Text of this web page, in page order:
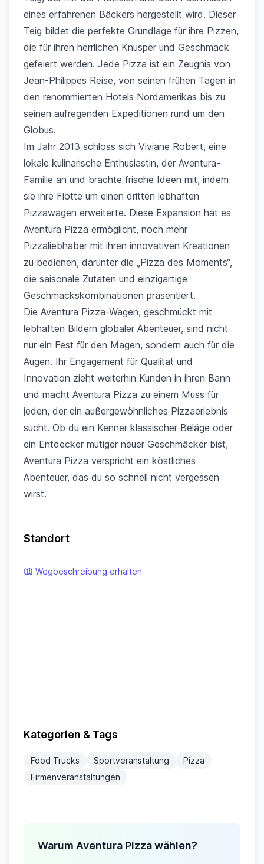
eines erfahrenen Bäckers hergestellt wird. Dieser
Teig bildet die perfekte Grundlage für ihre Pizzen,
die für ihren herrlichen Knusper und Geschmack
gefeiert werden. Jede Pizza ist ein Zeugnis von
Jean-Philippes Reise, von seinen frühen Tagen in
den renommierten Hotels Nordamerikas bis zu
seinen aufregenden Expeditionen rund um den
Globus.
Im Jahr 2013 schloss sich Viviane Robert, eine
lokale kulinarische Enthusiastin, der Aventura-
Familie an und brachte frische Ideen mit, indem
sie ihre Flotte um einen dritten lebhaften
Pizzawagen erweiterte. Diese Expansion hat es
Aventura Pizza ermöglicht, noch mehr
Pizzaliebhaber mit ihren innovativen Kreationen
zu bedienen, darunter die „Pizza des Moments“,
die saisonale Zutaten und einzigartige
Geschmackskombinationen präsentiert.
Die Aventura Pizza-Wagen, geschmückt mit
lebhaften Bildern globaler Abenteuer, sind nicht
nur ein Fest für den Magen, sondern auch für die
Augen. Ihr Engagement für Qualität und
Innovation zieht weiterhin Kunden in ihren Bann
und macht Aventura Pizza zu einem Muss für
jeden, der ein außergewöhnliches Pizzaerlebnis
sucht. Ob du ein Kenner klassischer Beläge oder
ein Entdecker mutiger neuer Geschmäcker bist,
Aventura Pizza verspricht ein köstliches
Abenteuer, das du so schnell nicht vergessen
wirst.
Standort
Wegbeschreibung erhalten
Kategorien & Tags
Food Trucks Sportveranstaltung
Pizza
Firmenveranstaltungen
Warum Aventura Pizza wählen?